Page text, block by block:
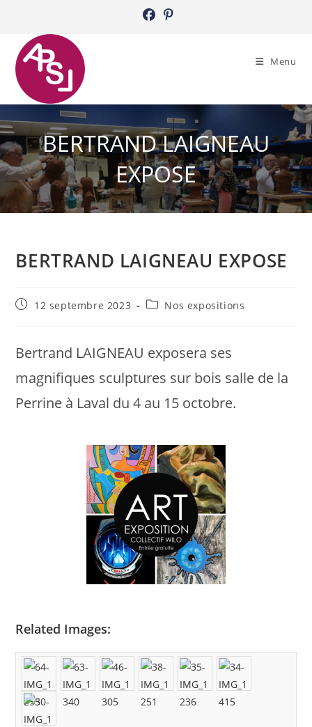
content
Menu
BERTRAND LAIGNEAU
EXPOSE
BERTRAND LAIGNEAU EXPOSE
Publication
12 septembre 2023
PostNos expositions
Bertrand LAIGNEAU exposera ses
magnifiques sculptures sur bois salle de la
Perrine à Laval du 4 au 15 octobre.
Related Images: